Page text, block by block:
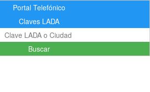
Portal Telefónico
Claves LADA
Buscar